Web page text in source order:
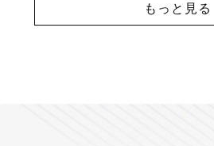
もっと見る